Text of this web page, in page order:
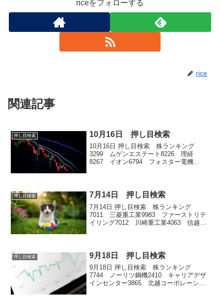
riceをフォローする
rice
関連記事
押し目検索 10月16日 押し目検索
10月16日 押し目検索 株ランキング
3299 ムゲンエステート8226 理経
8267 イオン6794 フォスター電機
押し目検索 7月14日 押し目検索
7月14日 押し目検索 株ランキング
7011 三菱重工業9983 ファーストリテ
イリング7012 川崎重工業4063 信越化
押し目検索 9月18日 押し目検索
9月18日 押し目検索 株ランキング
7744 ノーリツ鋼機2410 キャリアデザ
インセンター3865 北越コーポレーショ